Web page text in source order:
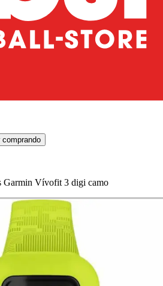
comprando
Garmin Vívofit 3 digi camo